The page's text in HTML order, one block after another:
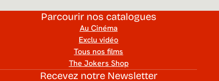
Parcourir nos catalogues
Au Cinéma
Exclu vidéo
Tous nos films
The Jokers Shop
Recevez notre Newsletter